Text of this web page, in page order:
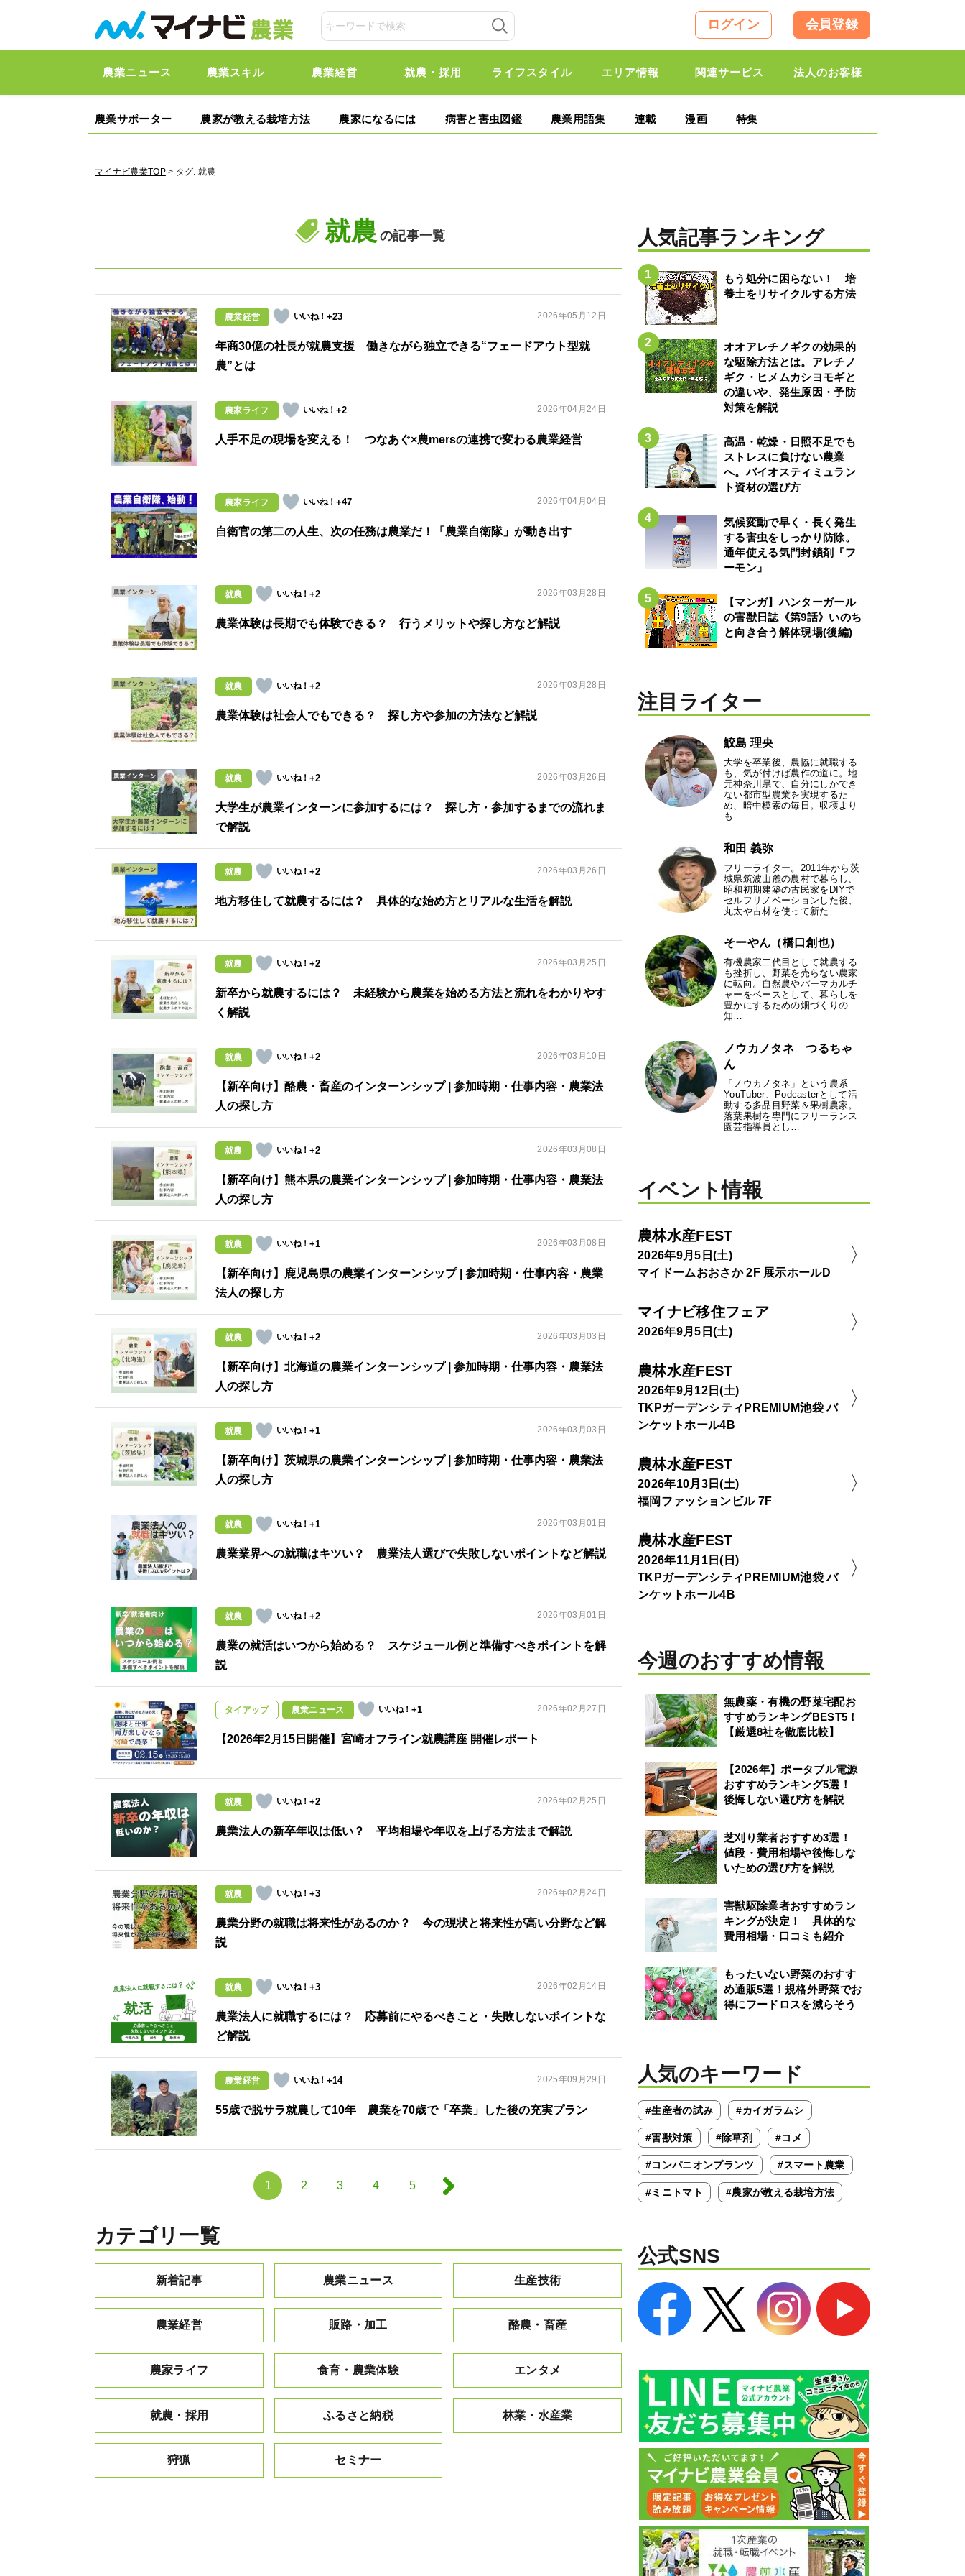
ログイン 会員登録
農業ニュース 農業スキル 農業経営 就農・採用 ライフスタイル エリア情報 関連サービス 法人のお客様
農業サポーター 農家が教える栽培方法 農家になるには 病害と害虫図鑑 農業用語集 連載 漫画 特集
マイナビ農業TOP> タグ:就農
就農 の記事一覧
農業経営 +23 2026年05月12日
年商30億の社長が就農支援 働きながら独立できる“フェードアウト型就
農”とは
農家ライフ +2 2026年04月24日
人手不足の現場を変える！ つなあぐ×農mersの連携で変わる農業経営
農家ライフ +47 2026年04月04日
自衛官の第二の人生、次の任務は農業だ！「農業自衛隊」が動き出す
就農 +2 2026年03月28日
農業体験は長期でも体験できる？ 行うメリットや探し方など解説
就農 +2 2026年03月28日
農業体験は社会人でもできる？ 探し方や参加の方法など解説
就農 +2 2026年03月26日
大学生が農業インターンに参加するには？ 探し方・参加するまでの流れま
で解説
就農 +2 2026年03月26日
地方移住して就農するには？ 具体的な始め方とリアルな生活を解説
就農 +2 2026年03月25日
新卒から就農するには？ 未経験から農業を始める方法と流れをわかりやす
く解説
就農 +2 2026年03月10日
【新卒向け】酪農・畜産のインターンシップ | 参加時期・仕事内容・農業法
人の探し方
就農 +2 2026年03月08日
【新卒向け】熊本県の農業インターンシップ | 参加時期・仕事内容・農業法
人の探し方
就農 +1 2026年03月08日
【新卒向け】鹿児島県の農業インターンシップ | 参加時期・仕事内容・農業
法人の探し方
就農 +2 2026年03月03日
【新卒向け】北海道の農業インターンシップ | 参加時期・仕事内容・農業法
人の探し方
就農 +1 2026年03月03日
【新卒向け】茨城県の農業インターンシップ | 参加時期・仕事内容・農業法
人の探し方
就農 +1 2026年03月01日
農業業界への就職はキツい？ 農業法人選びで失敗しないポイントなど解説
就農 +2 2026年03月01日
農業の就活はいつから始める？ スケジュール例と準備すべきポイントを解
説
タイアップ 農業ニュース +1 2026年02月27日
【2026年2月15日開催】宮崎オフライン就農講座 開催レポート
就農 +2 2026年02月25日
農業法人の新卒年収は低い？ 平均相場や年収を上げる方法まで解説
就農 +3 2026年02月24日
農業分野の就職は将来性があるのか？ 今の現状と将来性が高い分野など解
説
就農 +3 2026年02月14日
農業法人に就職するには？ 応募前にやるべきこと・失敗しないポイントな
ど解説
農業経営 +14 2025年09月29日
55歳で脱サラ就農して10年 農業を70歳で「卒業」した後の充実プラン
1 2 3 4 5
カテゴリ一覧
新着記事 農業ニュース 生産技術
農業経営 販路・加工 酪農・畜産
農家ライフ 食育・農業体験 エンタメ
就農・採用 ふるさと納税 林業・水産業
狩猟 セミナー
人気記事ランキング
もう処分に困らない！ 培
養土をリサイクルする方法
オオアレチノギクの効果的
な駆除方法とは。アレチノ
ギク・ヒメムカシヨモギと
の違いや、発生原因・予防
対策を解説
高温・乾燥・日照不足でも
ストレスに負けない農業
へ。バイオスティミュラン
ト資材の選び方
気候変動で早く・長く発生
する害虫をしっかり防除。
通年使える気門封鎖剤『フ
ーモン』
【マンガ】ハンターガール
の害獣日誌《第9話》いのち
と向き合う解体現場(後編)
注目ライター
鮫島 理央
大学を卒業後、農協に就職する
も、気が付けば農作の道に。地
元神奈川県で、自分にしかでき
ない都市型農業を実現するた
め、暗中模索の毎日。収穫より
も…
和田 義弥
フリーライター。2011年から茨
城県筑波山麓の農村で暮らし、
昭和初期建築の古民家をDIYで
セルフリノベーションした後、
丸太や古材を使って新た…
そーやん（橋口創也）
有機農家二代目として就農する
も挫折し、野菜を売らない農家
に転向。自然農やパーマカルチ
ャーをベースとして、暮らしを
豊かにするための畑づくりの
知…
ノウカノタネ つるちゃ
ん
「ノウカノタネ」という農系
YouTuber、Podcasterとして活
動する多品目野菜＆果樹農家。
落葉果樹を専門にフリーランス
園芸指導員とし…
イベント情報
農林水産FEST
2026年9月5日(土)
マイドームおおさか 2F 展示ホールD
マイナビ移住フェア
2026年9月5日(土)
農林水産FEST
2026年9月12日(土)
TKPガーデンシティPREMIUM池袋 バ
ンケットホール4B
農林水産FEST
2026年10月3日(土)
福岡ファッションビル 7F
農林水産FEST
2026年11月1日(日)
TKPガーデンシティPREMIUM池袋 バ
ンケットホール4B
今週のおすすめ情報
無農薬・有機の野菜宅配お
すすめランキングBEST5！
【厳選8社を徹底比較】
【2026年】ポータブル電源
おすすめランキング5選！
後悔しない選び方を解説
芝刈り業者おすすめ3選！
値段・費用相場や後悔しな
いための選び方を解説
害獣駆除業者おすすめラン
キングが決定！ 具体的な
費用相場・口コミも紹介
もったいない野菜のおすす
め通販5選！規格外野菜でお
得にフードロスを減らそう
人気のキーワード
#生産者の試み #カイガラムシ
#害獣対策 #除草剤 #コメ
#コンパニオンプランツ #スマート農業
#ミニトマト #農家が教える栽培方法
公式SNS